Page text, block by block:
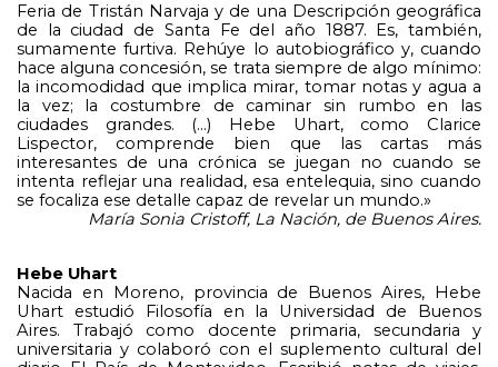
Feria de Tristán Narvaja y de una Descripción geográfica
de la ciudad de Santa Fe del año 1887. Es, también,
sumamente furtiva. Rehúye lo autobiográfico y, cuando
hace alguna concesión, se trata siempre de algo mínimo:
la incomodidad que implica mirar, tomar notas y agua a
la vez; la costumbre de caminar sin rumbo en las
ciudades grandes. (…) Hebe Uhart, como Clarice
Lispector, comprende bien que las cartas más
interesantes de una crónica se juegan no cuando se
intenta reflejar una realidad, esa entelequia, sino cuando
se focaliza ese detalle capaz de revelar un mundo.»
María Sonia Cristoff, La Nación, de Buenos Aires.
Hebe Uhart
Nacida en Moreno, provincia de Buenos Aires, Hebe
Uhart estudió Filosofía en la Universidad de Buenos
Aires. Trabajó como docente primaria, secundaria y
universitaria y colaboró con el suplemento cultural del